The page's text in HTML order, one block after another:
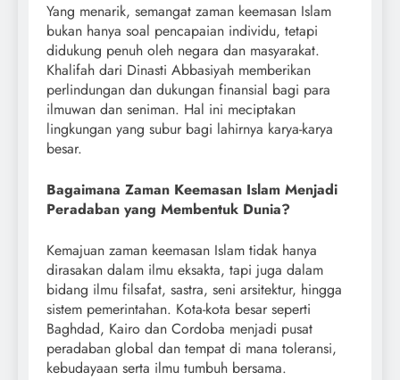
Yang menarik, semangat zaman keemasan Islam
bukan hanya soal pencapaian individu, tetapi
didukung penuh oleh negara dan masyarakat.
Khalifah dari Dinasti Abbasiyah memberikan
perlindungan dan dukungan finansial bagi para
ilmuwan dan seniman. Hal ini meciptakan
lingkungan yang subur bagi lahirnya karya-karya
besar.
Bagaimana Zaman Keemasan Islam Menjadi
Peradaban yang Membentuk Dunia?
Kemajuan zaman keemasan Islam tidak hanya
dirasakan dalam ilmu eksakta, tapi juga dalam
bidang ilmu filsafat, sastra, seni arsitektur, hingga
sistem pemerintahan. Kota-kota besar seperti
Baghdad, Kairo dan Cordoba menjadi pusat
peradaban global dan tempat di mana toleransi,
kebudayaan serta ilmu tumbuh bersama.